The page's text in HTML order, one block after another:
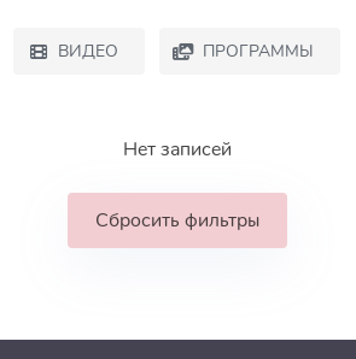
ВИДЕО ПРОГРАММЫ
Нет записей
Сбросить фильтры